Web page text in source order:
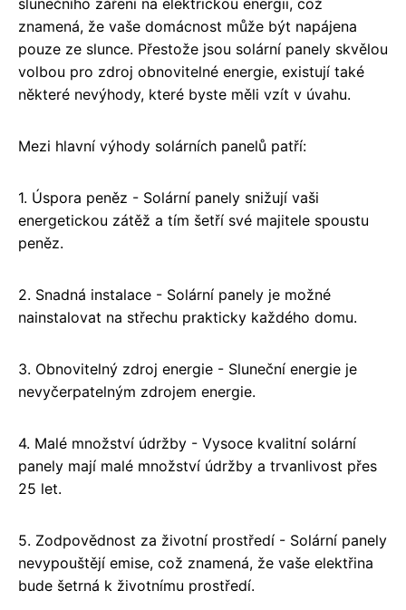
slunečního záření na elektrickou energii, což
znamená, že vaše domácnost může být napájena
pouze ze slunce. Přestože jsou solární panely skvělou
volbou pro zdroj obnovitelné energie, existují také
některé nevýhody, které byste měli vzít v úvahu.
Mezi hlavní výhody solárních panelů patří:
1. Úspora peněz - Solární panely snižují vaši
energetickou zátěž a tím šetří své majitele spoustu
peněz.
2. Snadná instalace - Solární panely je možné
nainstalovat na střechu prakticky každého domu.
3. Obnovitelný zdroj energie - Sluneční energie je
nevyčerpatelným zdrojem energie.
4. Malé množství údržby - Vysoce kvalitní solární
panely mají malé množství údržby a trvanlivost přes
25 let.
5. Zodpovědnost za životní prostředí - Solární panely
nevypouštějí emise, což znamená, že vaše elektřina
bude šetrná k životnímu prostředí.